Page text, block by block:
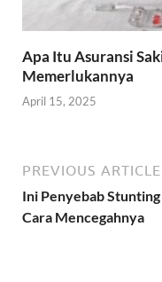
Apa Itu Asuransi
Memerlukannya
April 15, 2025
PREVIOUS ARTICLE
Ini Penyebab
Cara Mencegahnya